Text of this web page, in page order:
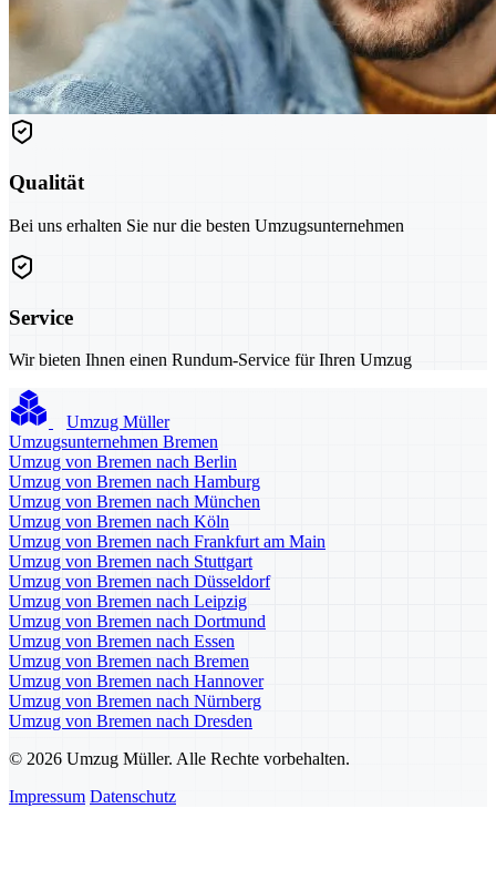
Qualität
Bei uns erhalten Sie nur die besten Umzugsunternehmen
Service
Wir bieten Ihnen einen Rundum-Service für Ihren Umzug
Umzug Müller
Umzugsunternehmen Bremen
Umzug von Bremen nach Berlin
Umzug von Bremen nach Hamburg
Umzug von Bremen nach München
Umzug von Bremen nach Köln
Umzug von Bremen nach Frankfurt am Main
Umzug von Bremen nach Stuttgart
Umzug von Bremen nach Düsseldorf
Umzug von Bremen nach Leipzig
Umzug von Bremen nach Dortmund
Umzug von Bremen nach Essen
Umzug von Bremen nach Bremen
Umzug von Bremen nach Hannover
Umzug von Bremen nach Nürnberg
Umzug von Bremen nach Dresden
© 2026 Umzug Müller. Alle Rechte vorbehalten.
Impressum Datenschutz